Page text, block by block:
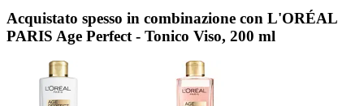
Acquistato spesso in combinazione con L'ORÉAL
PARIS Age Perfect - Tonico Viso, 200 ml